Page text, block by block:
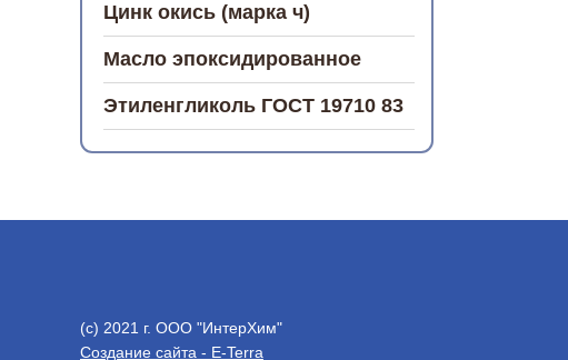
Цинк окись (марка ч)
Масло эпоксидированное
Этиленгликоль ГОСТ 19710 83
(с) 2021 г. ООО "ИнтерХим"
Создание сайта - E-Terra